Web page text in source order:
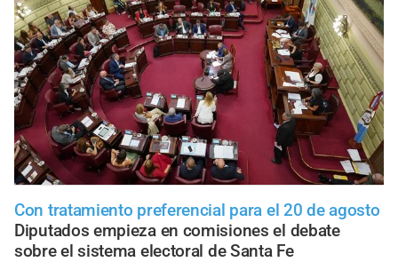
Con tratamiento preferencial para el 20 de agosto
Diputados empieza en comisiones el debate
sobre el sistema electoral de Santa Fe